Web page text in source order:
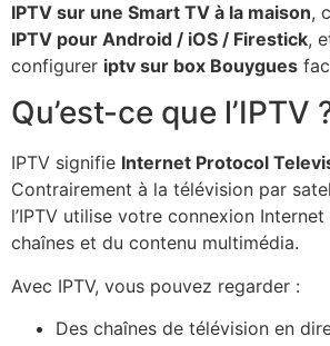
IPTV sur une Smart TV à la maison,
IPTV pour Android / iOS / Firestick,
configurer iptv sur box Bouygues
Qu’est-ce que l’IPTV
IPTV signifie Internet Protocol
Contrairement à la télévision par
l’IPTV utilise votre connexion
chaînes et du contenu multimédia.
Avec IPTV, vous pouvez regarder :
Des chaînes de télévision en